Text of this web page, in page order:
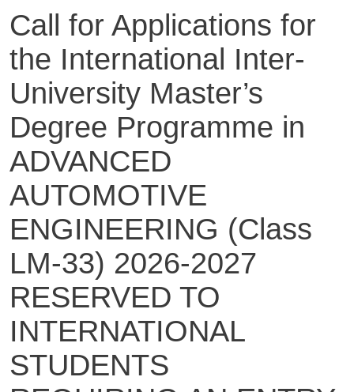
Call for Applications for
the International Inter-
University Master’s
Degree Programme in
ADVANCED
AUTOMOTIVE
ENGINEERING (Class
LM-33) 2026-2027
RESERVED TO
INTERNATIONAL
STUDENTS